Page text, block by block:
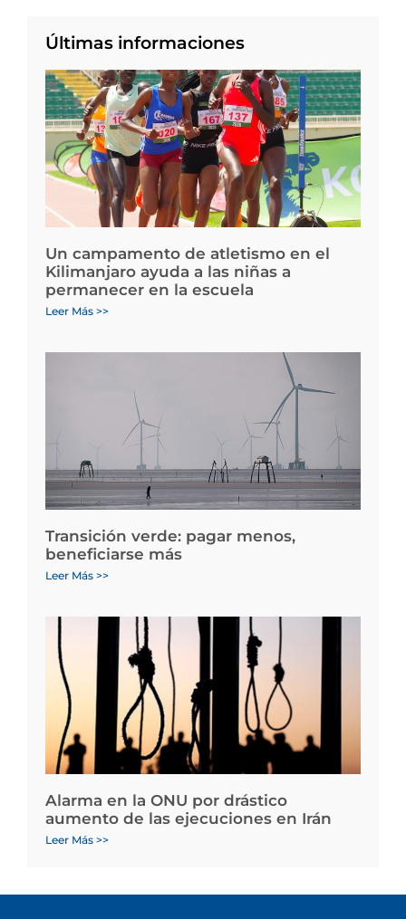
Últimas informaciones
Un campamento de atletismo en el
Kilimanjaro ayuda a las niñas a
permanecer en la escuela
Leer Más >>
Transición verde: pagar menos,
beneficiarse más
Leer Más >>
Alarma en la ONU por drástico
aumento de las ejecuciones en Irán
Leer Más >>